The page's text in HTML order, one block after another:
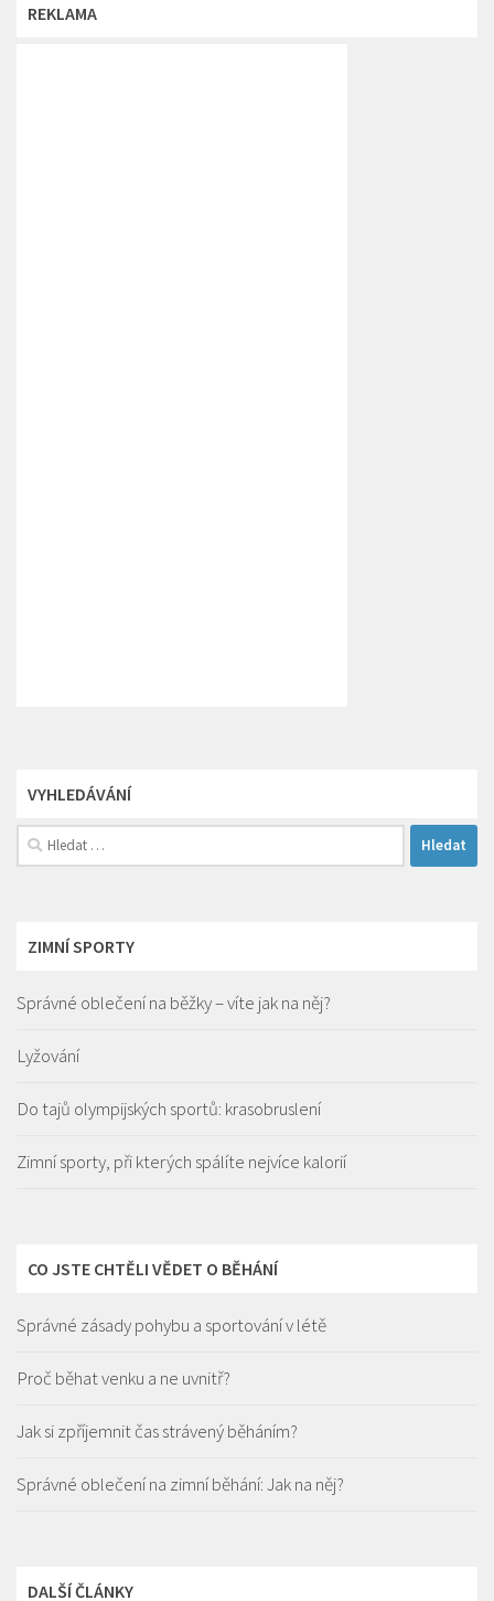
REKLAMA
VYHLEDÁVÁNÍ
Vyhledávání
ZIMNÍ SPORTY
Správné oblečení na běžky – víte jak na něj?
Lyžování
Do tajů olympijských sportů: krasobruslení
Zimní sporty, při kterých spálíte nejvíce kalorií
CO JSTE CHTĚLI VĚDET O BĚHÁNÍ
Správné zásady pohybu a sportování v létě
Proč běhat venku a ne uvnitř?
Jak si zpříjemnit čas strávený běháním?
Správné oblečení na zimní běhání: Jak na něj?
DALŠÍ ČLÁNKY